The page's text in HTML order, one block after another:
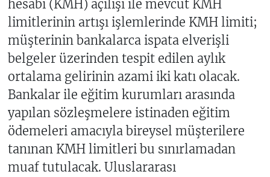
hesabı (KMH) açılışı ile mevcut KMH
limitlerinin artışı işlemlerinde KMH limiti;
müşterinin bankalarca ispata elverişli
belgeler üzerinden tespit edilen aylık
ortalama gelirinin azami iki katı olacak.
Bankalar ile eğitim kurumları arasında
yapılan sözleşmelere istinaden eğitim
ödemeleri amacıyla bireysel müşterilere
tanınan KMH limitleri bu sınırlamadan
muaf tutulacak. Uluslararası